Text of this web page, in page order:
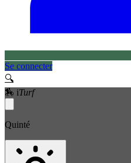
Se connecter
🔍
🏇 iTurf
Quinté